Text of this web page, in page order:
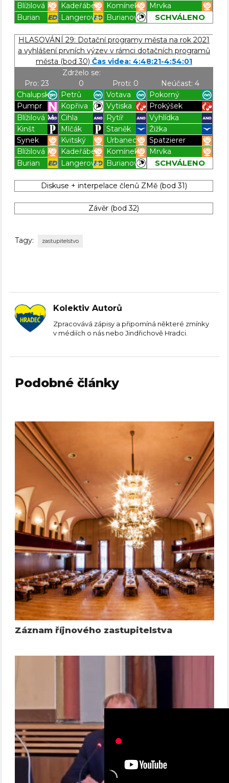
Blížilová P.
Kadeřábek Komínek
Mrvka
Burian
Langerová Burianová SCHVÁLENO
HLASOVÁNÍ 29: Dotační programy města na rok 2021
a vyhlášení prvních výzev v rámci dotačních programů
města (bod 30) Čas videa: 4:48:21-4:54:01
Pro: 23
Zdrželo se:
0
Proti: 0
Neúčast: 4
Chalupský
Petrů Votava
Pokorný
Pumpr
Kopřiva Vytiska
Prokýšek
Blížilová M. Cihla Rytíř
Vyhlídka
Kinšt
Mlčák Staněk
Žižka
Synek
Kvitský Urbanec
Spatzierer
Blížilová P.
Kadeřábek Komínek
Mrvka
Burian
Langerová Burianová SCHVÁLENO
Diskuse + interpelace členů ZMě (bod 31)
Závěr (bod 32)
Tagy: zastupitelstvo
Kolektiv Autorů
Zpracovává zápisy a připomíná některé zmínky
v médiích o nás nebo Jindřichově Hradci.
Podobné články
Záznam říjnového zastupitelstva